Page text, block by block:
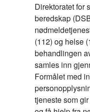
Direktoratet for
beredskap
(112) og helse
behandlingen
samles inn
Formålet med
tjeneste som